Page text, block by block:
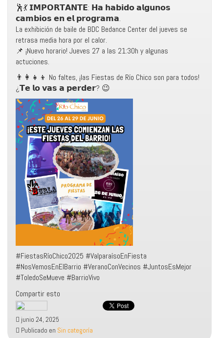
🕺💃 𝗜𝗠𝗣𝗢𝗥𝗧𝗔𝗡𝗧𝗘: 𝗛𝗮 𝗵𝗮𝗯𝗶𝗱𝗼 𝗮𝗹𝗴𝘂𝗻𝗼𝘀
𝗰𝗮𝗺𝗯𝗶𝗼𝘀 𝗲𝗻 𝗲𝗹 𝗽𝗿𝗼𝗴𝗿𝗮𝗺𝗮.
La exhibición de baile de BDC Bedance Center del jueves se
retrasa media hora por el calor.
📌 ¡Nuevo horario! Jueves 27 a las 21:30h y algunas
actuciones.
👨‍👩‍👧‍👦 No faltes, ¡las Fiestas de Río Chico son para todos!
¿𝗧𝗲 𝗹𝗼 𝘃𝗮𝘀 𝗮 𝗽𝗲𝗿𝗱𝗲𝗿? 😉
#FiestasRíoChico2025 #ValparaísoEnFiesta
#NosVemosEnElBarrio #VeranoConVecinos #JuntosEsMejor
#ToledoSeMueve #BarrioVivo
Compartir esto
junio 24, 2025
Publicado en Sin categoría